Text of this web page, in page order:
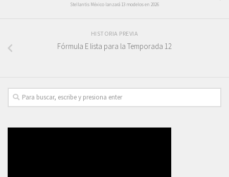
Stellantis México lanzará 13 modelos en 2026
HISTORIA PREVIA
Fórmula E lista para la Temporada 12